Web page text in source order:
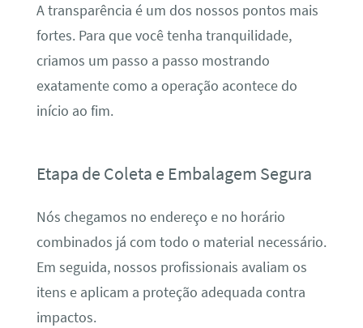
A transparência é um dos nossos pontos mais
fortes. Para que você tenha tranquilidade,
criamos um passo a passo mostrando
exatamente como a operação acontece do
início ao fim.
Etapa de Coleta e Embalagem Segura
Nós chegamos no endereço e no horário
combinados já com todo o material necessário.
Em seguida, nossos profissionais avaliam os
itens e aplicam a proteção adequada contra
impactos.